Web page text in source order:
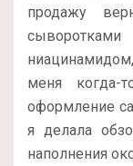
продажу
меня когда-
оформление
я делала
наполнения